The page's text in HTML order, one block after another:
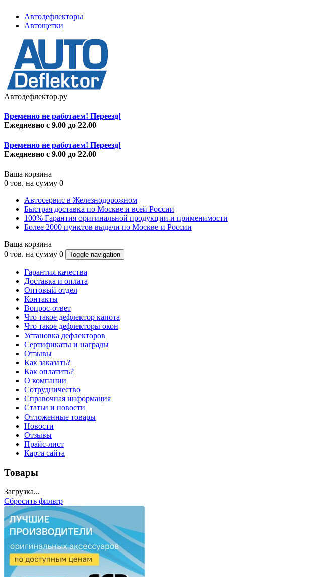
Автодефлекторы
Автощетки
Автодефлектор.ру
Временно не работаем! Переезд!
Ежедневно с 9.00 до 22.00
Временно не работаем! Переезд!
Ежедневно с 9.00 до 22.00
Ваша корзина
0 тов. на сумму 0
Автосервис в Железнодорожном
Быстрая доставка по Москве и всей России
100% Гарантия оригинальной продукции и применимости
Более 2000 пунктов выдачи по Москве и России
Ваша корзина
0 тов. на сумму 0 Toggle navigation
Гарантия качества
Доставка и оплата
Оптовый отдел
Контакты
Вопрос-ответ
Что такое дефлектор капота
Что такое дефлекторы окон
Установка дефлекторов
Сертификаты и награды
Отзывы
Как заказать?
Как оплатить?
О компании
Сотрудничество
Справочная информация
Статьи и новости
Отложенные товары
Новости
Отзывы
Прайс-лист
Карта сайта
Товары
Загрузка...
Сбросить фильтр